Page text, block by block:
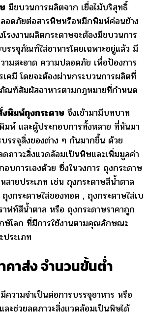
มีขบวนการผลิตจาก เยื่อไม้บริสุทธิ์
อดภัยต่อสารพิษหรือหมึกพิมพ์ค่อนข้าง
รงงานผลิตกระดาษจะต้องมีขบวนการ
รรจุภัณฑ์ใส่อาหารโดยเฉพาะอยู่แล้ว มี
ามสะอาด ความปลอดภัย เพื่อป้องการ
คมี โดยจะต้องผ่านกระบวนการผลิตที่
ณฑ์สัมผัสอาหารตามกฎหมายที่กำหนด
งพิมพ์ถุงกระดาษ จึงเข้ามามีบทบาท
มพ์ และผู้ประกอบการทั้งหลาย ที่หันมา
บรรจุสิ่งของต่าง ๆ กันมากขึ้น ด้วย
ดภาวะสิ่งแวดล้อมเป็นพิษและเพิ่มมูลค่า
บการเองด้วย ซึ่งในวงการ ถุงกระดาษ
ลายประเภท เช่น ถุงกระดาษสีน้ำตาล
งกระดาษใส่ของทอด , ถุงกระดาษใส่เบ
าฟท์สีน้ำตาล หรือ ถุงกระดาษราคาถูก
ษ์โลก ที่มีการใช้งานตามคุณลักษณะ
ระเภท
คาส่ง จำนวนขั้นต่ำ
วามจำเป็นต่อการบรรจุอาหาร หรือ
ละช่วยลดภาวะสิ่งแวดล้อมเป็นพิษได้